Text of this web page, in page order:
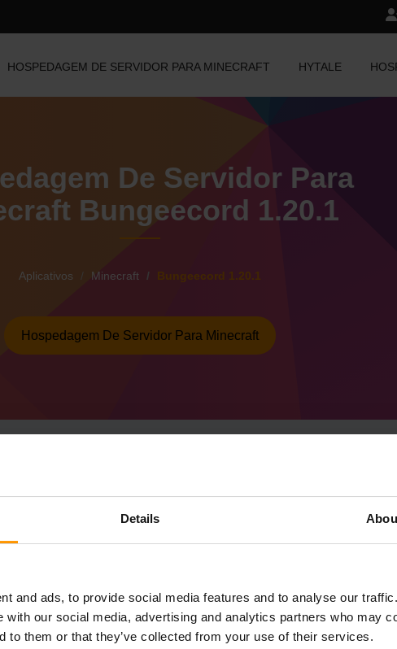
Details
and ads, to provide social media features and to analyse our
with our social media, advertising and analytics partners who may
to them or that they’ve collected from your use of their services.
HOSPEDAGEM DE SERVIDOR PARA MINECRAFT HYTALE
De Servidor Para
Bungeecord 1.20.1
Aplicativos Minecraft Bungeecord 1.20.1
Hospedagem De Servidor Para Minecraft
Como fazer o servidor
1.20.1
seu servidor → Servidores de jogos → Adicionar
Divirta-se jogando no servidor!